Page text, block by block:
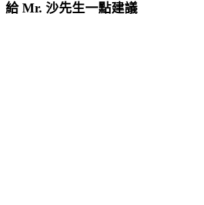
給 Mr. 沙先生一點建議